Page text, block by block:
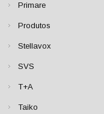
Primare
Produtos
Stellavox
SVS
T+A
Taiko